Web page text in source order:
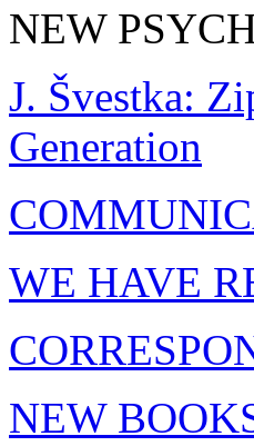
NEW
J. Švestka:
Generation
WE HAVE
NEW